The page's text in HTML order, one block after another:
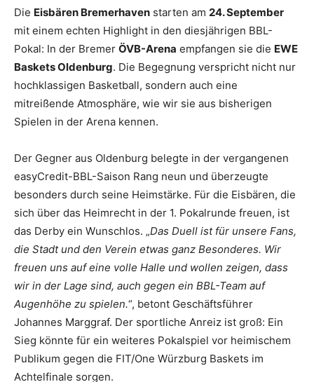
Die Eisbären Bremerhaven starten am 24. September
mit einem echten Highlight in den diesjährigen BBL-
Pokal: In der Bremer ÖVB-Arena empfangen sie die EWE
Baskets Oldenburg. Die Begegnung verspricht nicht nur
hochklassigen Basketball, sondern auch eine
mitreißende Atmosphäre, wie wir sie aus bisherigen
Spielen in der Arena kennen.
Der Gegner aus Oldenburg belegte in der vergangenen
easyCredit-BBL-Saison Rang neun und überzeugte
besonders durch seine Heimstärke. Für die Eisbären, die
sich über das Heimrecht in der 1. Pokalrunde freuen, ist
das Derby ein Wunschlos. „Das Duell ist für unsere Fans,
die Stadt und den Verein etwas ganz Besonderes. Wir
freuen uns auf eine volle Halle und wollen zeigen, dass
wir in der Lage sind, auch gegen ein BBL-Team auf
Augenhöhe zu spielen.“, betont Geschäftsführer
Johannes Marggraf. Der sportliche Anreiz ist groß: Ein
Sieg könnte für ein weiteres Pokalspiel vor heimischem
Publikum gegen die FIT/One Würzburg Baskets im
Achtelfinale sorgen.